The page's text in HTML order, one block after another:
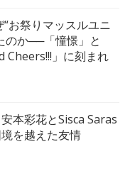
お祭りマッスルユニ
のか──「憧憬」と
Cheers!!!」に刻まれ
本彩花とSisca Saras
を越えた友情